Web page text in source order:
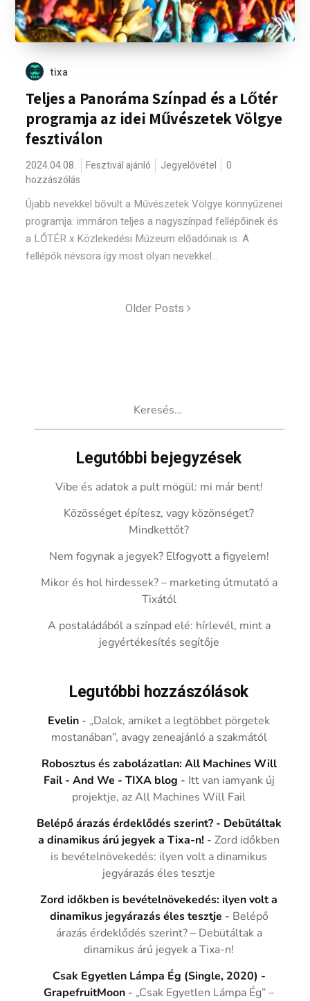
tixa
Teljes a Panoráma Színpad és a Lőtér
programja az idei Művészetek Völgye
fesztiválon
2024.04.08. Fesztivál ajánló Jegyelővétel
0
hozzászólás
Újabb nevekkel bővült a Művészetek Völgye könnyűzenei
programja: immáron teljes a nagyszínpad fellépőinek és
a LŐTÉR x Közlekedési Múzeum előadóinak is. A
fellépők névsora így most olyan nevekkel...
Older Posts
Legutóbbi bejegyzések
Vibe és adatok a pult mögül: mi már bent!
Közösséget építesz, vagy közönséget?
Mindkettőt?
Nem fogynak a jegyek? Elfogyott a figyelem!
Mikor és hol hirdessek? – marketing útmutató a
Tixától
A postaládából a színpad elé: hírlevél, mint a
jegyértékesítés segítője
Legutóbbi hozzászólások
Evelin - „Dalok, amiket a legtöbbet pörgetek
mostanában”, avagy zeneajánló a szakmától
Robosztus és zabolázatlan: All Machines Will
Fail - And We - TIXA blog - Itt van iamyank új
projektje, az All Machines Will Fail
Belépő árazás érdeklődés szerint? - Debütáltak
a dinamikus árú jegyek a Tixa-n! -Zord időkben
is bevételnövekedés: ilyen volt a dinamikus
jegyárazás éles tesztje
Zord időkben is bevételnövekedés: ilyen volt a
dinamikus jegyárazás éles tesztje - Belépő
árazás érdeklődés szerint? – Debütáltak a
dinamikus árú jegyek a Tixa-n!
Csak Egyetlen Lámpa Ég (Single, 2020) -
GrapefruitMoon - „Csak Egyetlen Lámpa Ég” –